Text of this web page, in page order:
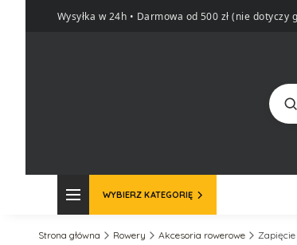
Wysyłka w 24h • Darmowa od 500 zł (nie dotyczy
WYBIERZ KATEGORIĘ
Strona główna Rowery Akcesoria rowerowe